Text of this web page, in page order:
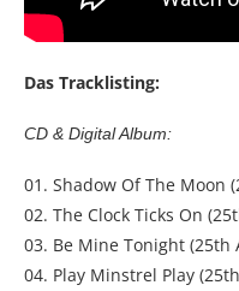
Das Tracklisting:
CD & Digital Album:
01. Shadow Of The Moon
02. The Clock Ticks On
03. Be Mine Tonight (25th
04. Play Minstrel Play